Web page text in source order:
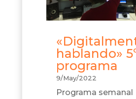
hablando»
programa
9/May/2022
Programa semanal